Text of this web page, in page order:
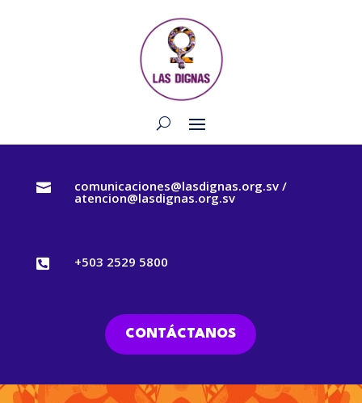
 comunicaciones@lasdignas.org.sv /
atencion@lasdignas.org.sv
 +503 2529 5800
CONTÁCTANOS